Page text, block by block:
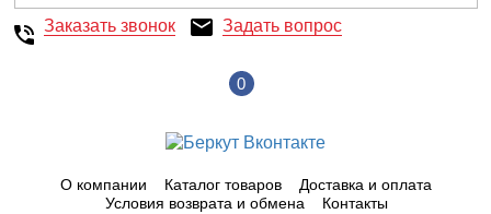
Заказать звонок Задать вопрос
0
О компании Каталог товаров
Доставка и оплата
Условия возврата и обмена
Контакты